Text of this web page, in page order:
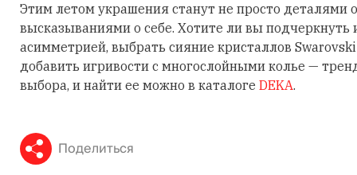
Этим летом украшения станут не просто деталями
высказываниями о себе. Хотите ли вы подчеркнуть
асимметрией, выбрать сияние кристаллов
добавить игривости с многослойными колье —
выбора, и найти ее можно в каталоге DEKA.
Поделиться